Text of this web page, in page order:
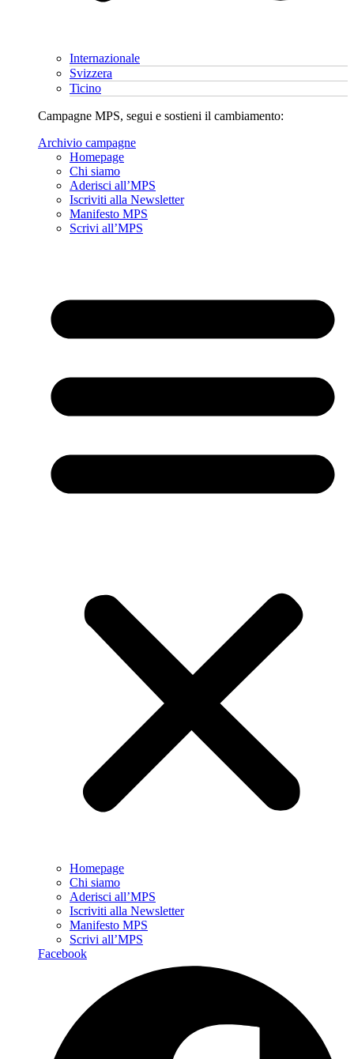
Internazionale
Svizzera
Ticino
Campagne MPS, segui e sostieni il cambiamento:
Archivio campagne
Homepage
Chi siamo
Aderisci all’MPS
Iscriviti alla Newsletter
Manifesto MPS
Scrivi all’MPS
Homepage
Chi siamo
Aderisci all’MPS
Iscriviti alla Newsletter
Manifesto MPS
Scrivi all’MPS
Facebook